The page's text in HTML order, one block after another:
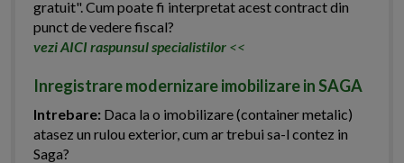
gratuit". Cum poate fi interpretat acest contract din
punct de vedere fiscal?
vezi AICI raspunsul specialistilor <<
Inregistrare modernizare imobilizare in SAGA
Intrebare: Daca la o imobilizare (container metalic)
atasez un rulou exterior, cum ar trebui sa-l contez in
Saga?